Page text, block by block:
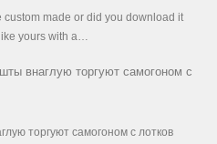
custom made or did you download it
yours with a…
внаглую торгуют самогоном с
торгуют самогоном с лотков